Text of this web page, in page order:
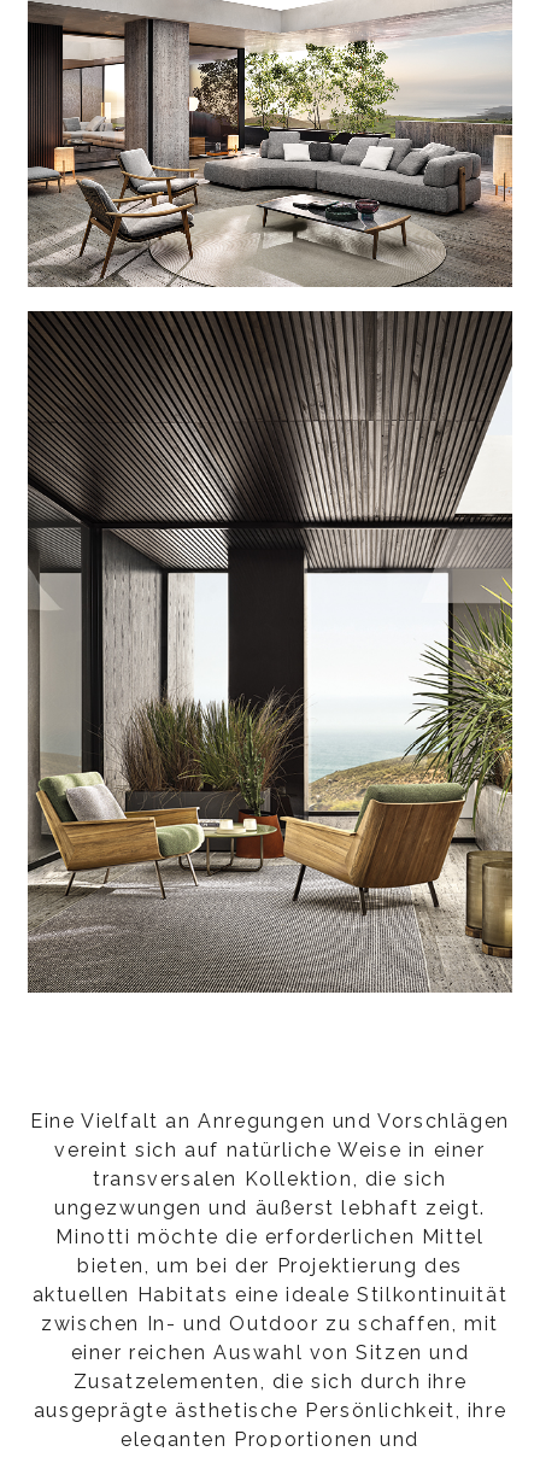
Eine Vielfalt an Anregungen und Vorschlägen
vereint sich auf natürliche Weise in einer
transversalen Kollektion, die sich
ungezwungen und äußerst lebhaft zeigt.
Minotti möchte die erforderlichen Mittel
bieten, um bei der Projektierung des
aktuellen Habitats eine ideale Stilkontinuität
zwischen In- und Outdoor zu schaffen, mit
einer reichen Auswahl von Sitzen und
Zusatzelementen, die sich durch ihre
ausgeprägte ästhetische Persönlichkeit, ihre
eleganten Proportionen und